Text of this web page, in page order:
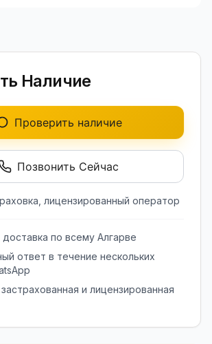
Наличие
Проверить наличие
Позвонить Сейчас
лицензированный оператор
по всему Алгарве
ответ в течение нескольких
и лицензированная